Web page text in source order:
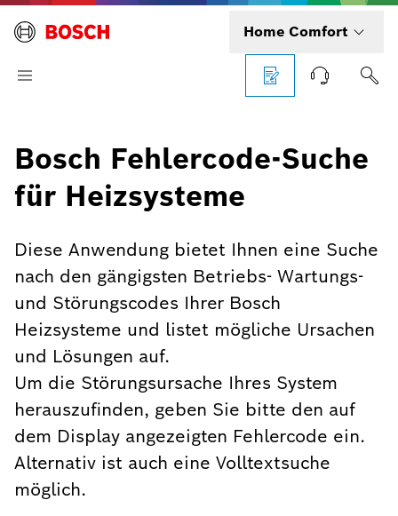
Home Comfort
Bosch Fehlercode-Suche
für Heizsysteme
Diese Anwendung bietet Ihnen eine Suche
nach den gängigsten Betriebs- Wartungs-
und Störungscodes Ihrer Bosch
Heizsysteme und listet mögliche Ursachen
und Lösungen auf.
Um die Störungsursache Ihres System
herauszufinden, geben Sie bitte den auf
dem Display angezeigten Fehlercode ein.
Alternativ ist auch eine Volltextsuche
möglich.